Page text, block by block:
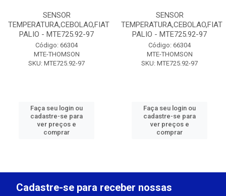
SENSOR
TEMPERATURA,CEBOLAO,FIAT
PALIO - MTE725.92-97
Código: 66304
MTE-THOMSON
SKU: MTE725.92-97
Faça seu login ou
cadastre-se para
ver preços e
comprar
SENSOR
TEMPERATURA,CEBOLAO,FIAT
PALIO - MTE725.92-97
Código: 66304
MTE-THOMSON
SKU: MTE725.92-97
Faça seu login ou
cadastre-se para
ver preços e
comprar
Cadastre-se para receber nossas